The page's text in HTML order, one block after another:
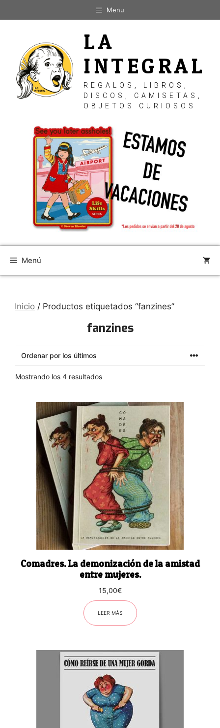
al
Menu
LA
INTEGRAL
REGALOS, LIBROS,
DISCOS, CAMISETAS,
OBJETOS CURIOSOS
Menú
Inicio / Productos etiquetados “fanzines”
fanzines
Mostrando los 4 resultadosOrdenado
últimos
Comadres. La demonización de la amistad
entre mujeres.
15,00€
LEER MÁS